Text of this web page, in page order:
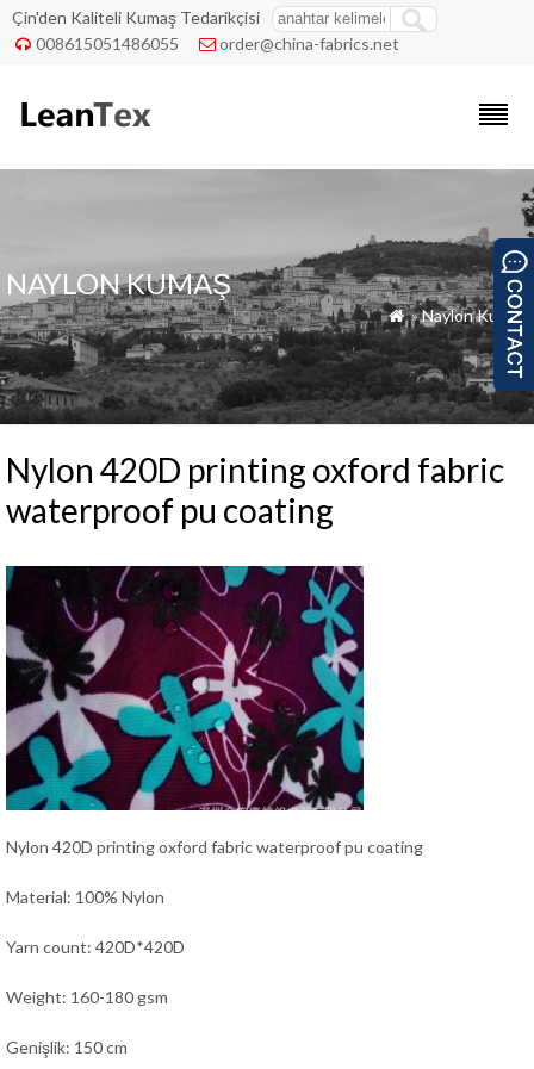
Çin'den Kaliteli Kumaş Tedarikçisi
 008615051486055  order@china-fabrics.net
NAYLON KUMAŞ
 »Naylon Kumaş
Nylon 420D printing oxford fabric
waterproof pu coating
Nylon 420D printing oxford fabric waterproof pu coating
Material: 100% Nylon
Yarn count: 420D*420D
Weight: 160-180 gsm
Genişlik: 150 cm